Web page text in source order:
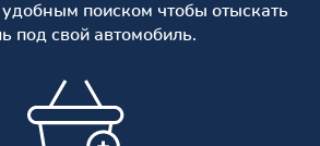
удобным поиском чтобы отыскать
под свой автомобиль.